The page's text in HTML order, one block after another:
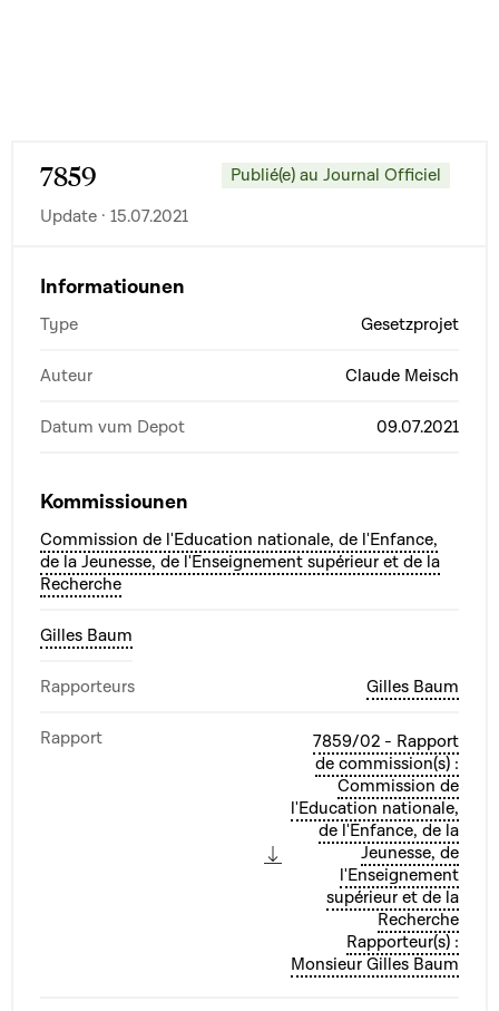
7859
Publié(e) au Journal Officiel
Update · 15.07.2021
Informatiounen
Type Gesetzprojet
Auteur Claude Meisch
Datum vum Depot 09.07.2021
Kommissiounen
Commission de l'Education nationale, de l'Enfance,
de la Jeunesse, de l'Enseignement supérieur et de la
Recherche
Gilles Baum
Rapporteurs Gilles Baum
Rapport
7859/02 - Rapport
de commission(s) :
Commission de
l'Education nationale,
de l'Enfance, de la
Jeunesse, de
l'Enseignement
supérieur et de la
Recherche
Rapporteur(s) :
Monsieur Gilles Baum